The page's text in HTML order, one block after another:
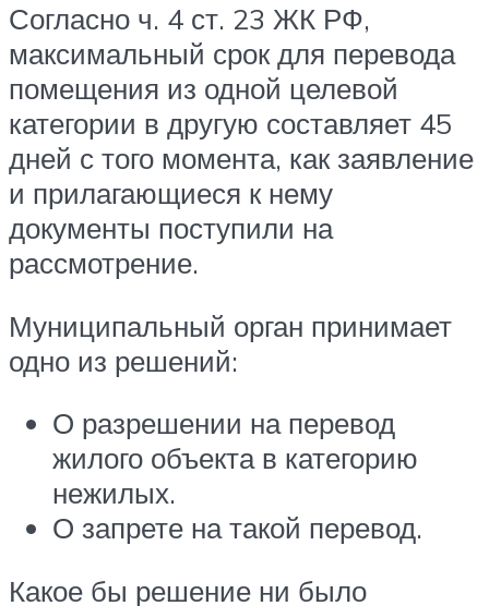
Согласно ч. 4 ст. 23 ЖК РФ,
максимальный срок для перевода
помещения из одной целевой
категории в другую составляет 45
дней с того момента, как заявление
и прилагающиеся к нему
документы поступили на
рассмотрение.
Муниципальный орган принимает
одно из решений:
О разрешении на перевод
жилого объекта в категорию
нежилых.
О запрете на такой перевод.
Какое бы решение ни было